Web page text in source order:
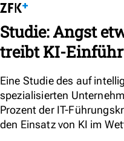
Studie: Angst
treibt KI-
Eine Studie des auf
spezialisierten
Prozent der IT-
den Einsatz von KI im